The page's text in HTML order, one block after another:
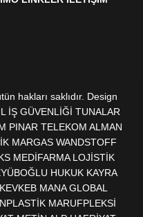
hakları saklıdır. Design
İŞ GÜVENLİĞİ TUNALAR
PINAR TELEKOM ALMAN
MARGAS WANDSTOFF
MEDİFARMA LOJİSTİK
HUKUK KAYRA
MANA GLOBAL
MARUFPLEKSİ